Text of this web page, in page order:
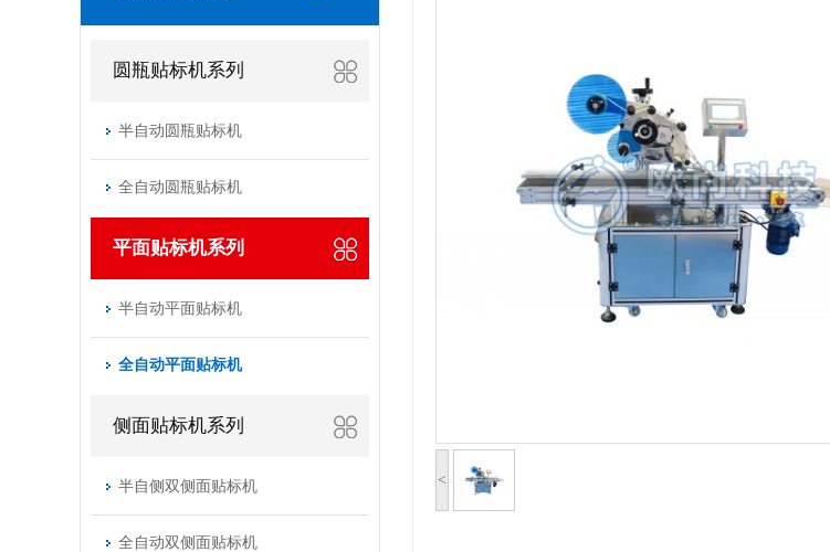
圆瓶贴标机系列
半自动圆瓶贴标机
全自动圆瓶贴标机
平面贴标机系列
半自动平面贴标机
全自动平面贴标机
侧面贴标机系列
半自侧双侧面贴标机
全自动双侧面贴标机
<